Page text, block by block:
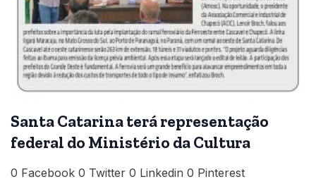
Santa Catarina terá representação
federal do Ministério da Cultura
0 Facebook 0 Twitter 0 Linkedin 0 Pinterest